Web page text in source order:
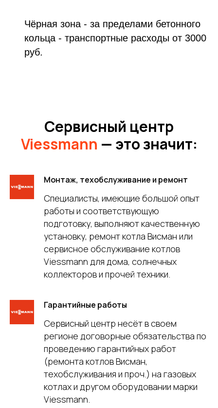
Чёрная зона - за пределами бетонного
кольца - транспортные расходы от 3000
руб.
Сервисный центр
Viessmann — это значит:
Монтаж, техобслуживание и ремонт
Специалисты, имеющие большой опыт
работы и соответствующую
подготовку, выполняют качественную
установку, ремонт котла Висман или
сервисное обслуживание котлов
Viessmann для дома, солнечных
коллекторов и прочей техники.
Гарантийные работы
Сервисный центр несёт в своем
регионе договорные обязательства по
проведению гарантийных работ
(ремонта котлов Висман,
техобслуживания и проч.) на газовых
котлах и другом оборудовании марки
Viessmann.